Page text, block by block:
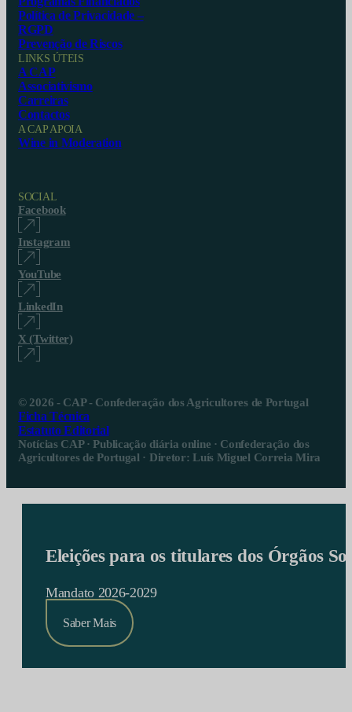
Política de Privacidade –
RGPD
Prevenção de Riscos
LINKS ÚTEIS
A CAP
Associativismo
Carreiras
Contactos
A CAP APOIA
Wine in Moderation
SOCIAL
Facebook
Instagram
YouTube
LinkedIn
X (Twitter)
© 2026 - CAP - Confederação dos Agricultores de Portugal
Ficha Técnica
Estatuto Editorial
Notícias CAP · Publicação diária online · Confederação dos
Agricultores de Portugal · Diretor: Luís Miguel Correia Mira
Eleições para os titulares dos Órgãos
Mandato 2026-2029
Saber Mais